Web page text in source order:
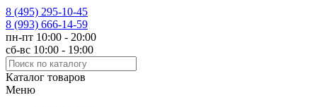
8 (495) 295-10-45
8 (993) 666-14-59
пн-пт 10:00 - 20:00
сб-вс 10:00 - 19:00
Каталог товаров
Меню